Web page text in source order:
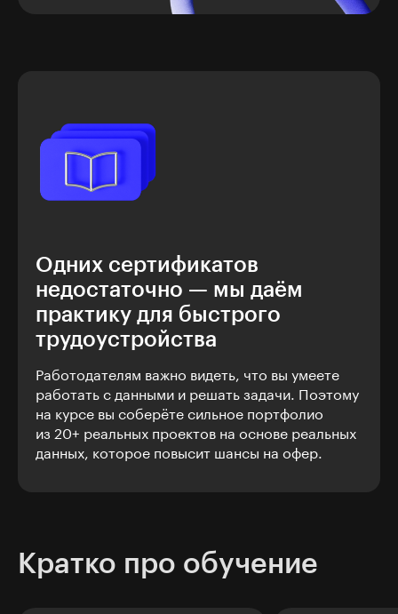
Одних сертификатов
недостаточно — мы даём
практику для быстрого
трудоустройства
Работодателям важно видеть, что вы умеете
работать с данными и решать задачи. Поэтому
на курсе вы соберёте сильное портфолио
из 20+ реальных проектов на основе реальных
данных, которое повысит шансы на офер.
Кратко про обучение